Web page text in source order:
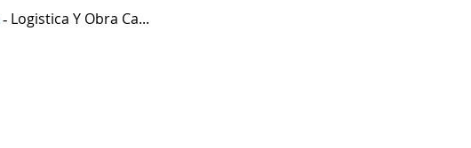
- Logistica Y Obra Ca...